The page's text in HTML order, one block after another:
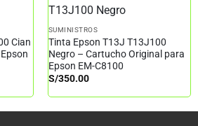
Cian
SUMINISTROS
Tinta Epson T13J T13J100
Negro – Cartucho Original para
Epson EM-C8100
S/350.00